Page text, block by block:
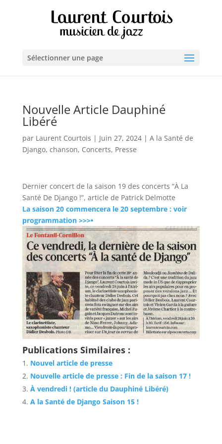
Sélectionner une page
Nouvelle Article Dauphiné
Libéré
par Laurent Courtois | Juin 27, 2024| A la Santé de
Django, chanson, Concerts, Presse
Dernier concert de la saison 19 des concerts “À La
Santé De Django !”, article de Patrick Delmotte
La saison 20 commencera le 20 septembre : voir
programmation >>>•
Publications Similaires :
Nouvel article de presse
Nouvelle article de presse : Fin de la saison 17 !
À vendredi ! (article du Dauphiné Libéré)
A la Santé de Django Saison 15 !